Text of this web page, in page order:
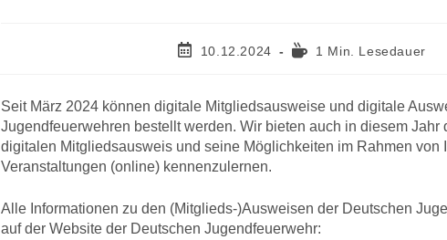
10.12.2024 1 Min. Lesedauer
Seit März 2024 können digitale Mitgliedsausweise und digitale
Jugendfeuerwehren bestellt werden. Wir bieten auch in diesem Jahr
digitalen Mitgliedsausweis und seine Möglichkeiten im Rahmen von
Veranstaltungen (online) kennenzulernen.
Alle Informationen zu den (Mitglieds-)Ausweisen der Deutschen
auf der Website der Deutschen Jugendfeuerwehr: